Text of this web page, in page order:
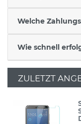
Welche
Wie schnell
ZULETZT